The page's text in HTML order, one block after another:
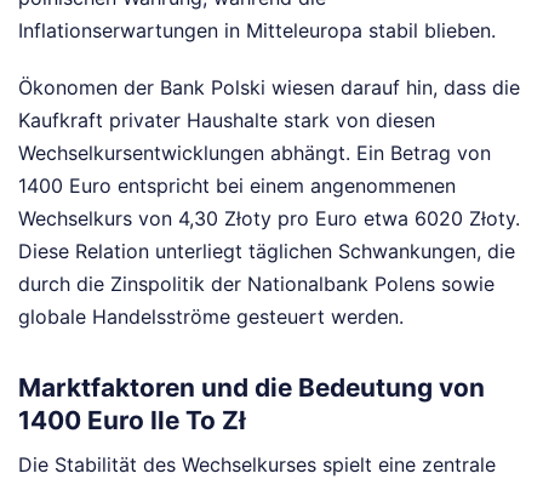
Inflationserwartungen in Mitteleuropa stabil blieben.
Ökonomen der Bank Polski wiesen darauf hin, dass die
Kaufkraft privater Haushalte stark von diesen
Wechselkursentwicklungen abhängt. Ein Betrag von
1400 Euro entspricht bei einem angenommenen
Wechselkurs von 4,30 Złoty pro Euro etwa 6020 Złoty.
Diese Relation unterliegt täglichen Schwankungen, die
durch die Zinspolitik der Nationalbank Polens sowie
globale Handelsströme gesteuert werden.
Marktfaktoren und die Bedeutung von
1400 Euro Ile To Zł
Die Stabilität des Wechselkurses spielt eine zentrale